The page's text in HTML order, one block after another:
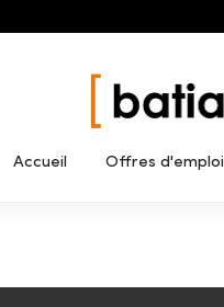
Accueil Offres d'emploi